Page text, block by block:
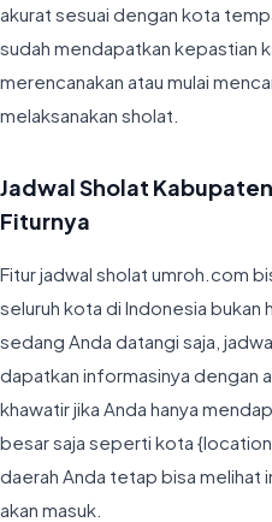
akurat sesuai dengan kota
sudah mendapatkan kepastian
merencanakan atau mulai
melaksanakan sholat.
Jadwal Sholat
Fiturnya
Fitur jadwal sholat umroh.com
seluruh kota di Indonesia bukan
sedang Anda datangi saja,
dapatkan informasinya dengan
khawatir jika Anda hanya
besar saja seperti kota
daerah Anda tetap bisa melihat
akan masuk.